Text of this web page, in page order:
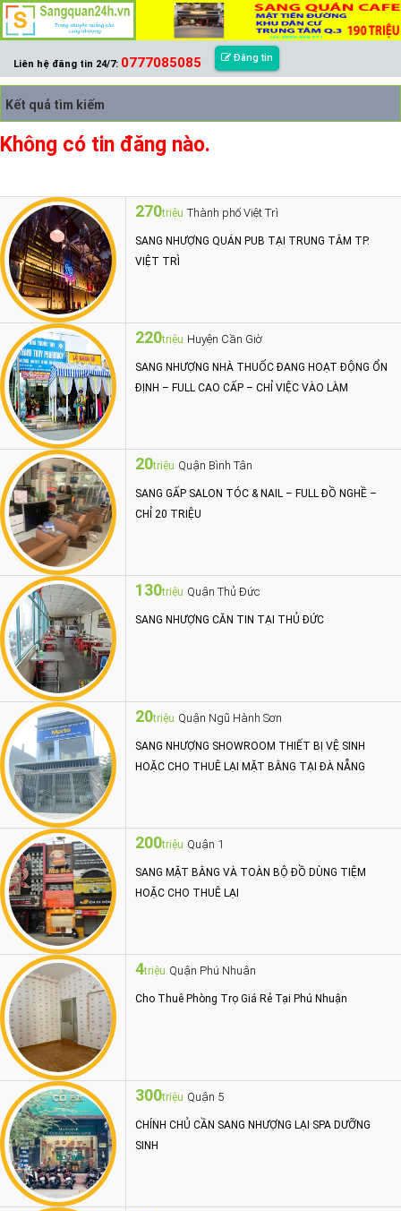
Liên hệ đăng tin 24/7: 0777085085 Đăng tin
Kết quả tìm kiếm
Không có tin đăng nào.
270triệu Thành phố Việt Trì
SANG NHƯỢNG QUÁN PUB TẠI TRUNG TÂM TP.
VIỆT TRÌ
220triệu Huyện Cần Giờ
SANG NHƯỢNG NHÀ THUỐC ĐANG HOẠT ĐỘNG ỔN
ĐỊNH – FULL CAO CẤP – CHỈ VIỆC VÀO LÀM
20triệu Quận Bình Tân
SANG GẤP SALON TÓC & NAIL – FULL ĐỒ NGHỀ –
CHỈ 20 TRIỆU
130triệu Quận Thủ Đức
SANG NHƯỢNG CĂN TIN TẠI THỦ ĐỨC
20triệu Quận Ngũ Hành Sơn
SANG NHƯỢNG SHOWROOM THIẾT BỊ VỆ SINH
HOẶC CHO THUÊ LẠI MẶT BẰNG TẠI ĐÀ NẴNG
200triệu Quận 1
SANG MẶT BẰNG VÀ TOÀN BỘ ĐỒ DÙNG TIỆM
HOẶC CHO THUÊ LẠI
4triệu Quận Phú Nhuận
Cho Thuê Phòng Trọ Giá Rẻ Tại Phú Nhuận
300triệu Quận 5
CHÍNH CHỦ CẦN SANG NHƯỢNG LẠI SPA DƯỠNG
SINH